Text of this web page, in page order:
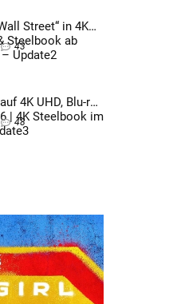
Street“ in 4K
Steelbook ab
Update2
43
4K UHD, Blu-ray
| 4K Steelbook im
48